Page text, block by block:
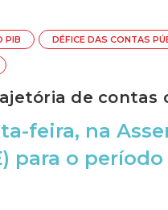
PIB DÉFICE DAS CONTAS
de contas
feira, na
para o período